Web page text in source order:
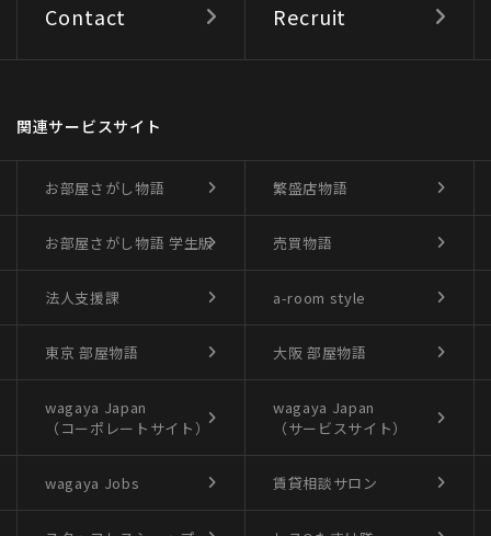
Contact Recruit
関連サービスサイト
お部屋さがし物語 繁盛店物語
お部屋さがし物語 学生版 売買物語
法人支援課 a-room style
東京 部屋物語 大阪 部屋物語
wagaya Japan
（コーポレートサイト）
wagaya Japan
（サービスサイト）
wagaya Jobs 賃貸相談サロン